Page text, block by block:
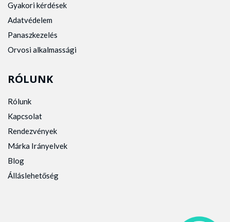
Gyakori kérdések
Adatvédelem
Panaszkezelés
Orvosi alkalmassági
RÓLUNK
Rólunk
Kapcsolat
Rendezvények
Márka Irányelvek
Blog
Álláslehetőség